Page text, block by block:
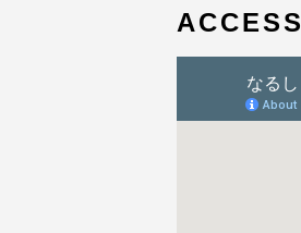
ゲ
ー
ACCESS